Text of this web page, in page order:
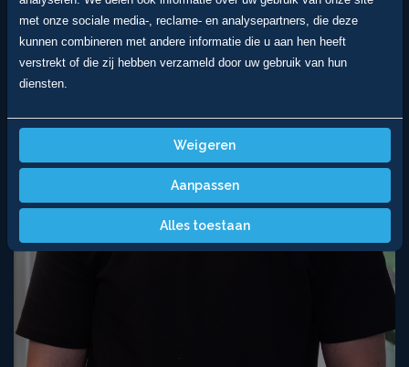
met onze sociale media-, reclame- en analysepartners, die deze
kunnen combineren met andere informatie die u aan hen heeft
verstrekt of die zij hebben verzameld door uw gebruik van hun
diensten.
Weigeren
Aanpassen
Alles toestaan